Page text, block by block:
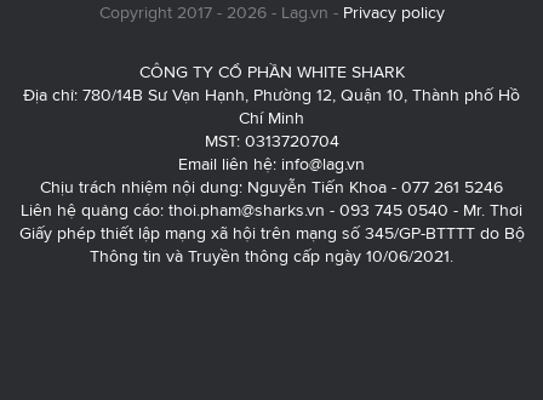
Copyright 2017 - 2026 - Lag.vn - Privacy policy
CÔNG TY CỔ PHẦN WHITE SHARK
Địa chỉ: 780/14B Sư Vạn Hạnh, Phường 12, Quận 10, Thành phố Hồ
Chí Minh
MST: 0313720704
Email liên hệ: info@lag.vn
Chịu trách nhiệm nội dung: Nguyễn Tiến Khoa - 077 261 5246
Liên hệ quảng cáo: thoi.pham@sharks.vn - 093 745 0540 - Mr. Thơi
Giấy phép thiết lập mạng xã hội trên mạng số 345/GP-BTTTT do Bộ
Thông tin và Truyền thông cấp ngày 10/06/2021.